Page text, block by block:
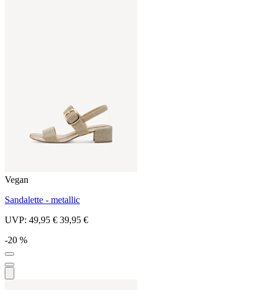
Vegan
Sandalette - metallic
UVP: 49,95 € 39,95 €
-20 %